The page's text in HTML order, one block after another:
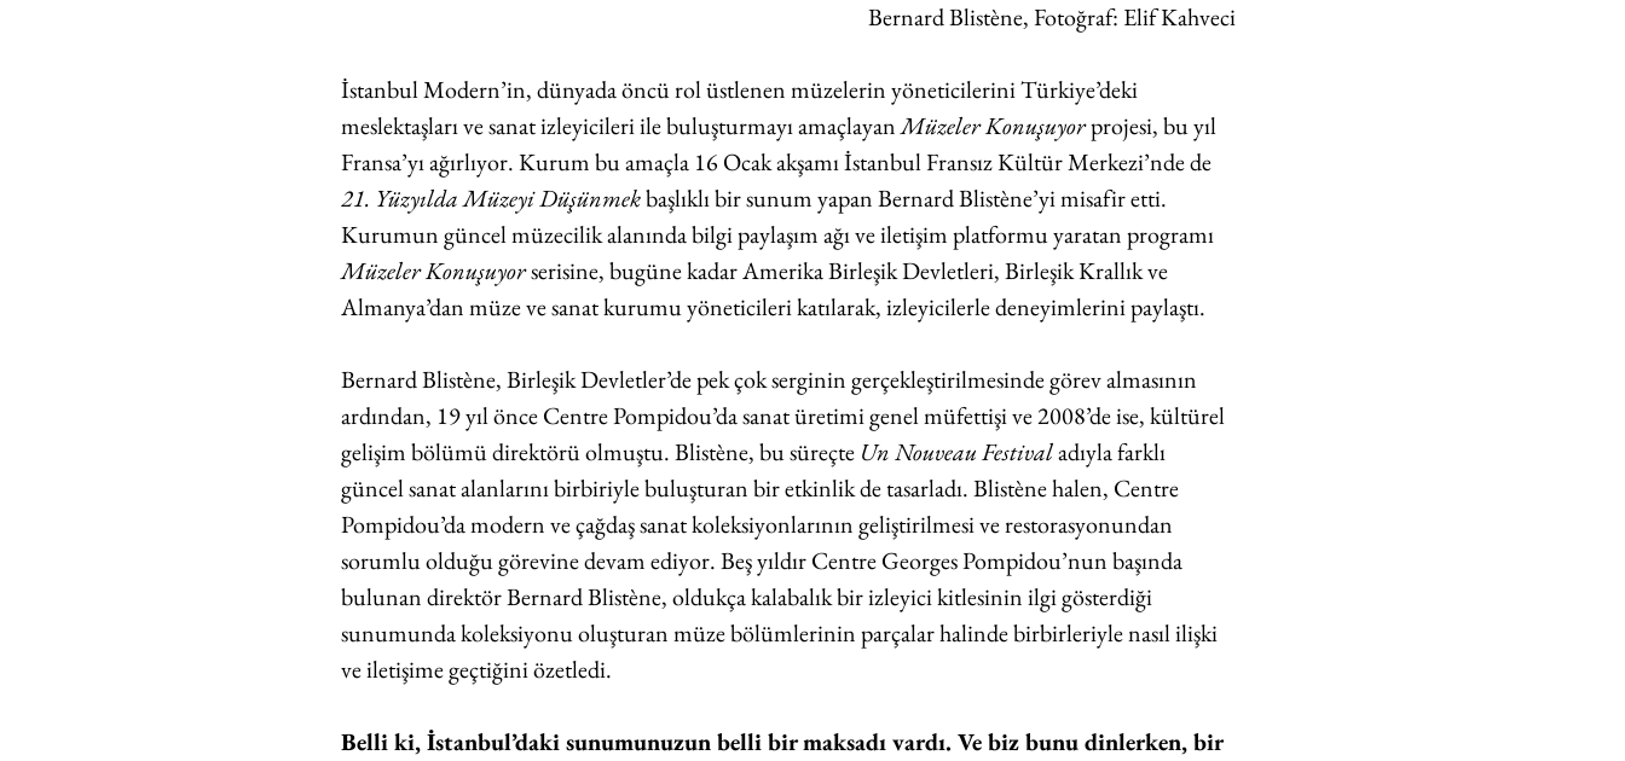
Bernard Blistène, Fotoğraf: Elif Kahveci
İstanbul Modern’in, dünyada öncü rol üstlenen müzelerin yöneticilerini Türkiye’deki
meslektaşları ve sanat izleyicileri ile buluşturmayı amaçlayan Müzeler Konuşuyor projesi, bu yıl
Fransa’yı ağırlıyor. Kurum bu amaçla 16 Ocak akşamı İstanbul Fransız Kültür Merkezi’nde de
21. Yüzyılda Müzeyi Düşünmek başlıklı bir sunum yapan Bernard Blistène’yi misafir etti.
Kurumun güncel müzecilik alanında bilgi paylaşım ağı ve iletişim platformu yaratan programı
Müzeler Konuşuyor serisine, bugüne kadar Amerika Birleşik Devletleri, Birleşik Krallık ve
Almanya’dan müze ve sanat kurumu yöneticileri katılarak, izleyicilerle deneyimlerini paylaştı.
Bernard Blistène, Birleşik Devletler’de pek çok serginin gerçekleştirilmesinde görev almasının
ardından, 19 yıl önce Centre Pompidou’da sanat üretimi genel müfettişi ve 2008’de ise, kültürel
gelişim bölümü direktörü olmuştu. Blistène, bu süreçte Un Nouveau Festival adıyla farklı
güncel sanat alanlarını birbiriyle buluşturan bir etkinlik de tasarladı. Blistène halen, Centre
Pompidou’da modern ve çağdaş sanat koleksiyonlarının geliştirilmesi ve restorasyonundan
sorumlu olduğu görevine devam ediyor. Beş yıldır Centre Georges Pompidou’nun başında
bulunan direktör Bernard Blistène, oldukça kalabalık bir izleyici kitlesinin ilgi gösterdiği
sunumunda koleksiyonu oluşturan müze bölümlerinin parçalar halinde birbirleriyle nasıl ilişki
ve iletişime geçtiğini özetledi.
Belli ki, İstanbul’daki sunumunuzun belli bir maksadı vardı. Ve biz bunu dinlerken, bir